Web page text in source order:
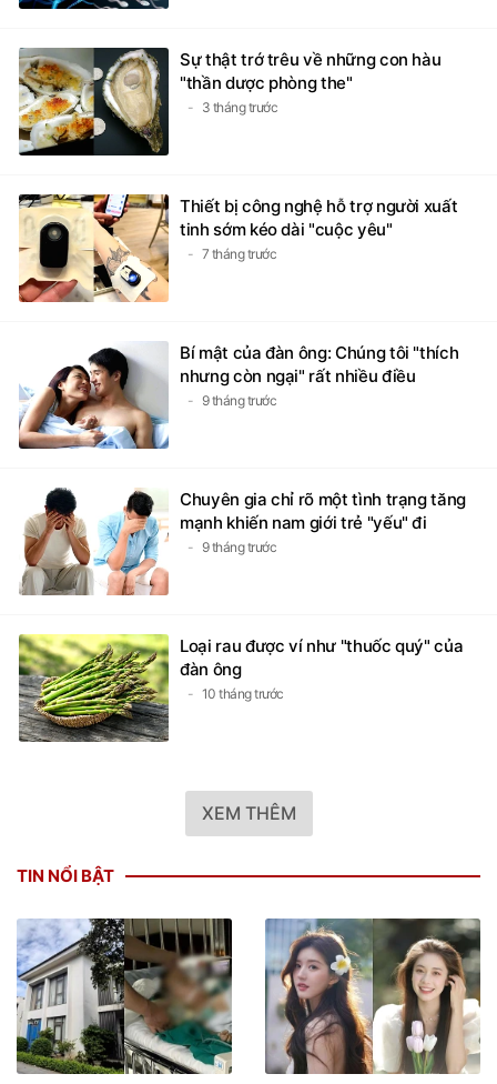
Sự thật trớ trêu về những con hàu
"thần dược phòng the"
3 tháng trước
Thiết bị công nghệ hỗ trợ người xuất
tinh sớm kéo dài "cuộc yêu"
7 tháng trước
Bí mật của đàn ông: Chúng tôi "thích
nhưng còn ngại" rất nhiều điều
9 tháng trước
Chuyên gia chỉ rõ một tình trạng tăng
mạnh khiến nam giới trẻ "yếu" đi
9 tháng trước
Loại rau được ví như "thuốc quý" của
đàn ông
10 tháng trước
XEM THÊM
TIN NỔI BẬT